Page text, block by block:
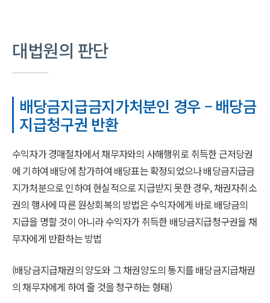
대법원의 판단
배당금지급금지가처분인 경우 – 배당금
지급청구권 반환
수익자가 경매절차에서 채무자와의 사해행위로 취득한 근저당권
에 기하여 배당에 참가하여 배당표는 확정되었으나 배당금지급금
지가처분으로 인하여 현실적으로 지급받지 못한 경우, 채권자취소
권의 행사에 따른 원상회복의 방법은 수익자에게 바로 배당금의
지급을 명할 것이 아니라 수익자가 취득한 배당금지급청구권을 채
무자에게 반환하는 방법
(배당금지급채권의 양도와 그 채권양도의 통지를 배당금지급채권
의 채무자에게 하여 줄 것을 청구하는 형태)